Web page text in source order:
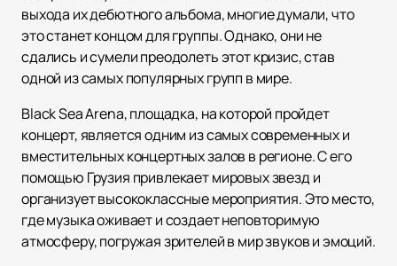
выхода их дебютного альбома, многие думали, что
это станет концом для группы. Однако, они не
сдались и сумели преодолеть этот кризис, став
одной из самых популярных групп в мире.
Black Sea Arena, площадка, на которой пройдет
концерт, является одним из самых современных и
вместительных концертных залов в регионе. С его
помощью Грузия привлекает мировых звезд и
организует высококлассные мероприятия. Это место,
где музыка оживает и создает неповторимую
атмосферу, погружая зрителей в мир звуков и эмоций.